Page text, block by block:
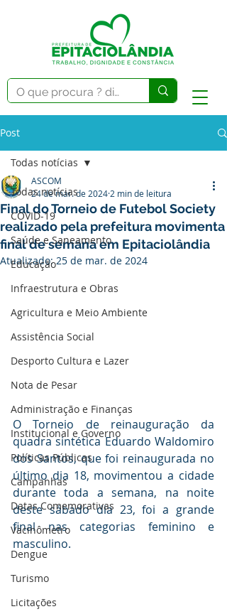
Post
Todas notícias
COVID-19
Saúde e Saneamento
Educação
Infraestrutura e Obras
Agricultura e Meio Ambiente
Assistência Social
Desporto Cultura e Lazer
Nota de Pesar
Administração e Finanças
Institucional e Governo
Políticas Públicas
Campanhas
Datas Comemorativas
Vacinômetro
Dengue
Turismo
Licitações
Todas notícias
Final do Torneio de Futebol Society
realizado pela prefeitura movimenta
final de semana em Epitaciolândia
ASCOM
24 de mar. de 2024 2 min de leitura
Atualizado:25 de mar. de 2024
O Torneio de reinauguração da
quadra sintética Eduardo Waldomiro
dos Santos, que foi reinaugurada no
último dia 18, movimentou a cidade
durante toda a semana, na noite
deste sábado dia 23, foi a grande
final nas categorias feminino e
masculino.